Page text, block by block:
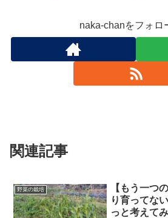
naka-chanをフォロ
関連記事
野菜の栽培
【もう一つ
り育ってな
っと考えて